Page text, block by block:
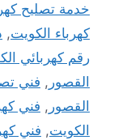
خدمة تصليح
كهرباء الكويت,
رقم كهربائي
القصور , فني
القصور , فني
الكويت, فني